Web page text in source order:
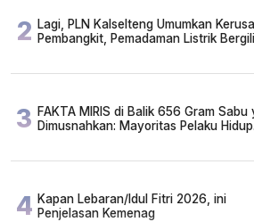
2 Lagi, PLN Kalselteng Umumkan
Pembangkit, Pemadaman Listrik
3 FAKTA MIRIS di Balik 656 Gram Sabu
Dimusnahkan: Mayoritas Pelaku Hidup
4 Kapan Lebaran/Idul Fitri 2026, ini
Penjelasan Kemenag